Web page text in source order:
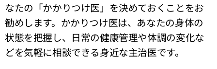
なたの「かかりつけ医」を決めておくことをお
勧めします。かかりつけ医は、あなたの身体の
状態を把握し、日常の健康管理や体調の変化な
どを気軽に相談できる身近な主治医です。